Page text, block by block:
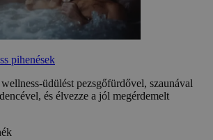
pihenések
üdülést pezsgőfürdővel, szaunával
és élvezze a jól megérdemelt